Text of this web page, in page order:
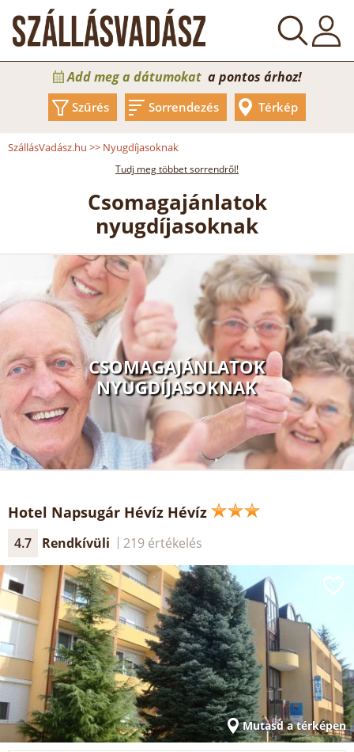
Add meg a dátumokat a pontos árhoz!
Szűrés Sorrendezés Térkép
SzállásVadász.hu >> Nyugdíjasoknak
Tudj meg többet sorrendről!
Csomagajánlatok
nyugdíjasoknak
CSOMAGAJÁNLATOK
NYUGDÍJASOKNAK
Hotel Napsugár Hévíz Hévíz
4.7 Rendkívüli 219 értékelés
Mutasd a térképen